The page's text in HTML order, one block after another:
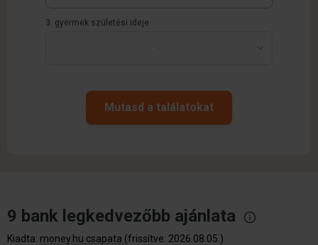
3. gyermek születési ideje
Mutasd a találatokat
9 bank legkedvezőbb ajánlata
Kiadta: money.hu csapata (frissítve: 2026.08.05.)